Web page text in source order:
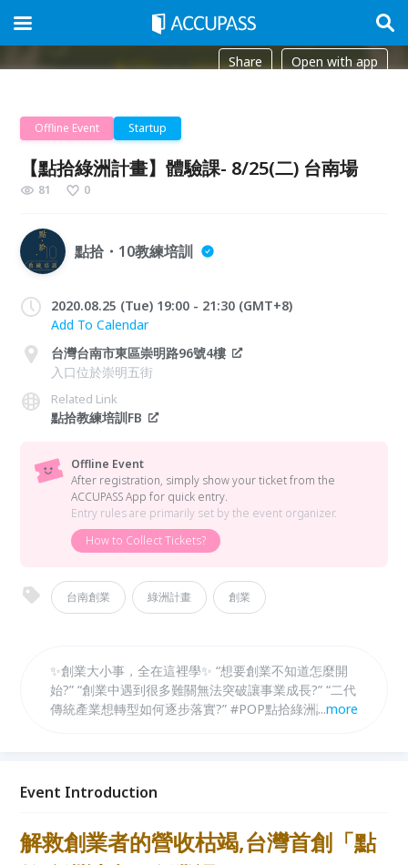
Share Open with app
Offline Event Startup
【點拾綠洲計畫】體驗課- 8/25(二) 台南場
81 0
點拾・10教練培訓
2020.08.25 (Tue) 19:00 - 21:30 (GMT+8)
Add To Calendar
台灣台南市東區崇明路96號4樓
入口位於崇明五街
Related Link
點拾教練培訓FB
Offline Event
After registration, simply show your ticket from the
ACCUPASS App for quick entry.
Entry rules are primarily set by the event organizer.
How to Collect Tickets?
台南創業 綠洲計畫 創業
✨創業大小事，全在這裡學✨ “想要創業不知道怎麼開
始?” “創業中遇到很多難關無法突破讓事業成長?” “二代
傳統產業想轉型如何逐步落實?” #POP點拾綠洲計畫
素質、天賦定位、商業思維、品牌定位與營運， 到商
...more
Event Introduction
解救創業者的營收枯竭,台灣首創「點